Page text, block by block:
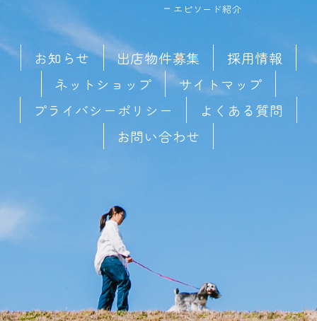
エピソード紹介
お知らせ 出店物件募集
採用情報
ネットショップ
サイトマップ
プライバシーポリシー
よくある質問
お問い合わせ